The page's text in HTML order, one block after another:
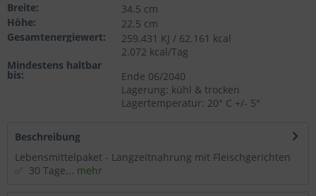
Wählen Sie nach Ihren individuellen Bedürfnissen
Cookies & Services aus:
Technisch erforderlich
Komfortfunktionen
Statistik & Tracking
Breite:
34.5 cm
Höhe:
22.5 cm
Gesamtenergiewert:
259.431 KJ / 62.161 kcal
2.072 kcal/Tag
Mindestens haltbar
bis:
Ende 06/2040
Lagerung: kühl & trocken
Lagertemperatur: 20° C +/- 5°
Beschreibung
Lebensmittelpaket - Langzeitnahrung mit Fleischgerichten
✅ 30 Tage... mehr